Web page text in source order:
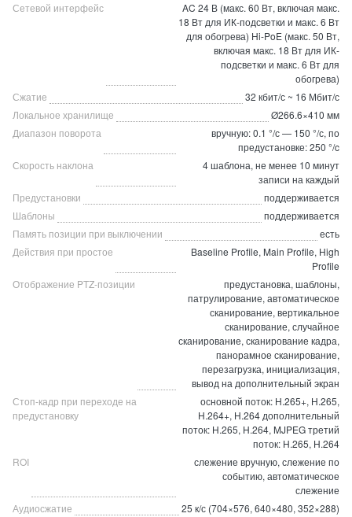
Сетевой интерфейс
AC 24 В (макс. 60 Вт, включая макс.
18 Вт для ИК-подсветки и макс. 6 Вт
для обогрева) Hi-PoE (макс. 50 Вт,
включая макс. 18 Вт для ИК-
подсветки и макс. 6 Вт для
обогрева)
Сжатие
32 кбит/с ~ 16 Мбит/с
Локальное хранилище
Ø266.6×410 мм
Диапазон поворота
вручную: 0.1 °/с — 150 °/с, по
предустановке: 250 °/c
Скорость наклона
4 шаблона, не менее 10 минут
записи на каждый
Предустановки
поддерживается
Шаблоны
поддерживается
Память позиции при выключении
есть
Действия при простое
Baseline Profile, Main Profile, High
Profile
Отображение PTZ-позиции
предустановка, шаблоны,
патрулирование, автоматическое
сканирование, вертикальное
сканирование, случайное
сканирование, сканирование кадра,
панорамное сканирование,
перезагрузка, инициализация,
вывод на дополнительный экран
Стоп-кадр при переходе на
предустановку
основной поток: H.265+, H.265,
H.264+, H.264 дополнительный
поток: H.265, H.264, MJPEG третий
поток: H.265, H.264
ROI
слежение вручную, слежение по
событию, автоматическое
слежение
Аудиосжатие
25 к/с (704×576, 640×480, 352×288)